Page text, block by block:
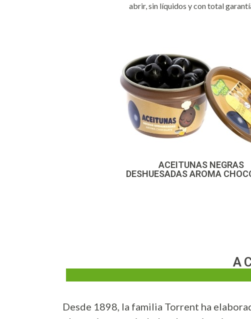
abrir, sin líquidos y con total
ACEITUNAS NEGRAS
DESHUESADAS AROMA
Desde 1898, la familia Torrent ha